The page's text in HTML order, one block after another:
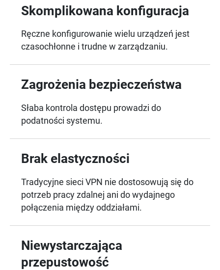
Skomplikowana konfiguracja
Ręczne konfigurowanie wielu urządzeń jest
czasochłonne i trudne w zarządzaniu.
Zagrożenia bezpieczeństwa
Słaba kontrola dostępu prowadzi do
podatności systemu.
Brak elastyczności
Tradycyjne sieci VPN nie dostosowują się do
potrzeb pracy zdalnej ani do wydajnego
połączenia między oddziałami.
Niewystarczająca
przepustowość